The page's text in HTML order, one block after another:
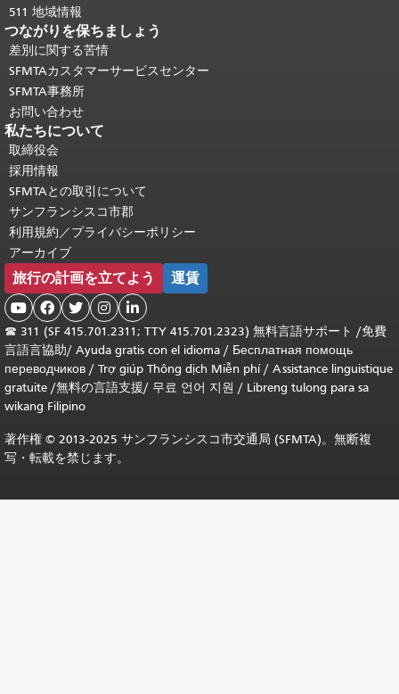
511 地域情報
つながりを保ちましょう
差別に関する苦情
SFMTAカスタマーサービスセンター
SFMTA事務所
お問い合わせ
私たちについて
取締役会
採用情報
SFMTAとの取引について
サンフランシスコ市郡
利用規約／プライバシーポリシー
アーカイブ
旅行の計画を立てよう 運賃
    
☎ 311 (SF 415.701.2311; TTY 415.701.2323) 無料言語サポート /免費
言語言協助/ Ayuda gratis con el idioma / Бесплатная помощь
переводчиков / Trợ giúp Thông dịch Miễn phí/ Assistance linguistique
gratuite /無料の言語支援/ 무료 언어 지원 / Libreng tulong para sa
wikang Filipino
著作権 © 2013-2025 サンフランシスコ市交通局 (SFMTA)。無断複
写・転載を禁じます。